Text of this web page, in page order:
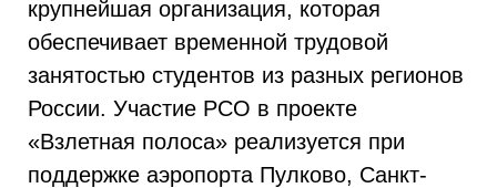
крупнейшая организация, которая
обеспечивает временной трудовой
занятостью студентов из разных регионов
России. Участие РСО в проекте
«Взлетная полоса» реализуется при
поддержке аэропорта Пулково, Санкт-